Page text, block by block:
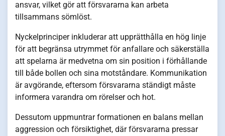
ansvar, vilket gör att försvararna kan arbeta
tillsammans sömlöst.
Nyckelprinciper inkluderar att upprätthålla en hög linje
för att begränsa utrymmet för anfallare och säkerställa
att spelarna är medvetna om sin position i förhållande
till både bollen och sina motståndare. Kommunikation
är avgörande, eftersom försvararna ständigt måste
informera varandra om rörelser och hot.
Dessutom uppmuntrar formationen en balans mellan
aggression och försiktighet, där försvararna pressar